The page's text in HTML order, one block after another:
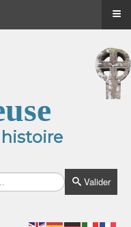
Valider
≡
≡